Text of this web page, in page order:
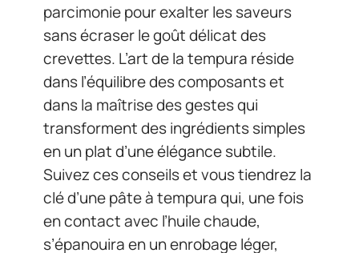
parcimonie pour exalter les saveurs
sans écraser le goût délicat des
crevettes. L’art de la tempura réside
dans l’équilibre des composants et
dans la maîtrise des gestes qui
transforment des ingrédients simples
en un plat d’une élégance subtile.
Suivez ces conseils et vous tiendrez la
clé d’une pâte à tempura qui, une fois
en contact avec l’huile chaude,
s’épanouira en un enrobage léger,